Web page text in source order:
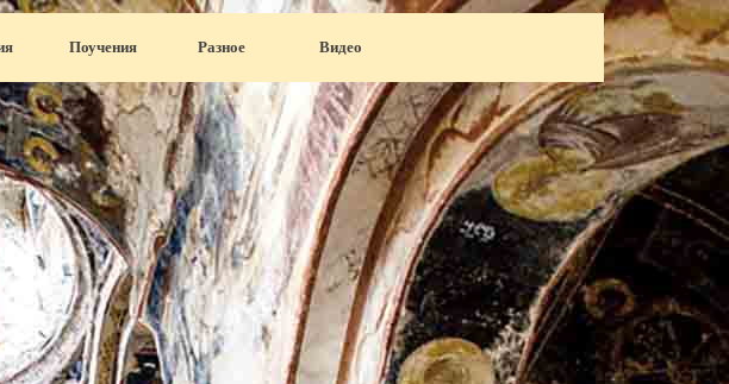
▼
Поучения ▼
Разное ▼
Видео